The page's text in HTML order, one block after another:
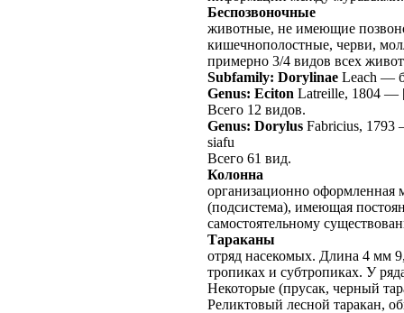
Беспозвоночные
животные, не имеющие
кишечнополостные, черви,
примерно 3/4 видов всех
Subfamily: Dorylinae Leach —
Genus: Eciton Latreille, 1804 —
Всего 12 видов.
Genus: Dorylus Fabricius, 1793
siafu
Всего 61 вид.
Колонна
организационно оформленная
(подсистема), имеющая
самостоятельному
Тараканы
отряд насекомых. Длина 4 мм
тропиках и субтропиках. У
Некоторые (прусак, черный
Реликтовый лесной таракан,